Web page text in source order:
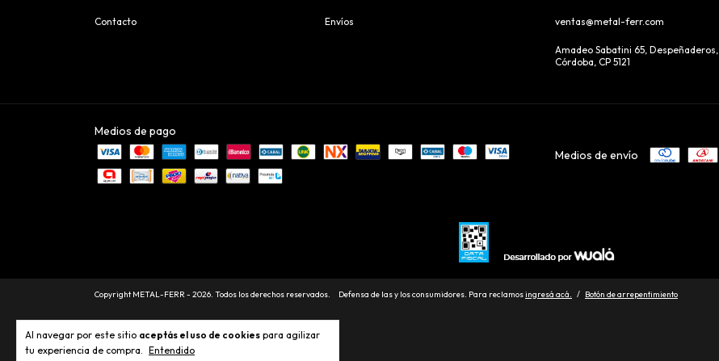
Al navegar por este sitio aceptás el uso de cookies para agilizar
tu experiencia de compra. Entendido
Contacto Envíos ventas@metal-ferr.com
Amadeo Sabatini 65, Despeñaderos,
Córdoba, CP 5121
Medios de pago
Medios de envío
Copyright METAL-FERR - 2026. Todos los derechos reservados. Defensa de las y los consumidores. Para reclamosingresá acá. / Botón de arrepentimiento